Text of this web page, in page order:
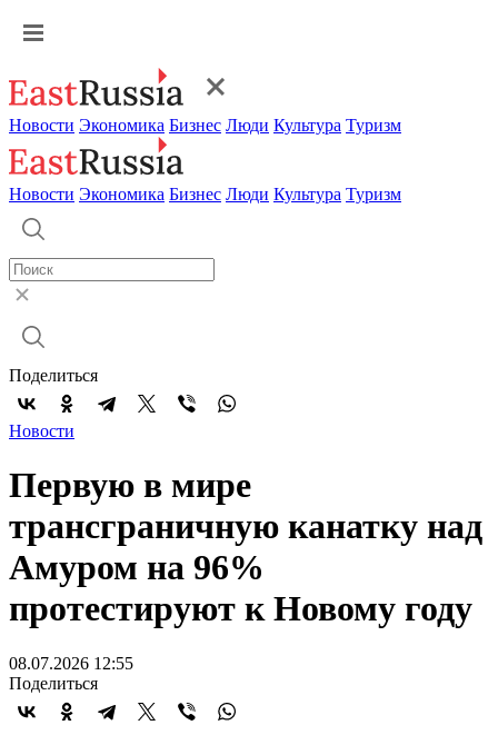
Новости Экономика Бизнес Люди Культура Туризм
Новости Экономика Бизнес Люди Культура Туризм
Поделиться
Новости
Первую в мире
трансграничную канатку над
Амуром на 96%
протестируют к Новому году
08.07.2026 12:55
Поделиться